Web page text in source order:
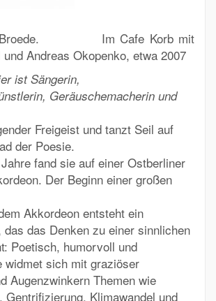
Broede. Im Cafe Korb mit
Andreas Okopenko, etwa 2007
ist Sängerin,
Geräuschemacherin und
Freigeist und tanzt Seil auf
der Poesie.
fand sie auf einer Ostberliner
Der Beginn einer großen
Akkordeon entsteht ein
das das Denken zu einer sinnlichen
Poetisch, humorvoll und
widmet sich mit graziöser
Augenzwinkern Themen wie
Gentrifizierung, Klimawandel und